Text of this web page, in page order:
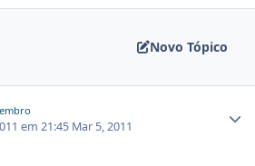
Novo Tópico
em 21:45 Mar 5, 2011